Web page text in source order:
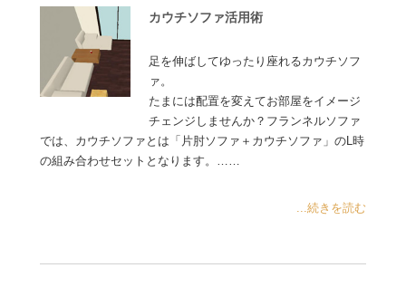
カウチソファ活用術
足を伸ばしてゆったり座れるカウチソフ
ァ。
たまには配置を変えてお部屋をイメージ
チェンジしませんか？フランネルソファ
では、カウチソファとは「片肘ソファ＋カウチソファ」のL時
の組み合わせセットとなります。……
...続きを読む